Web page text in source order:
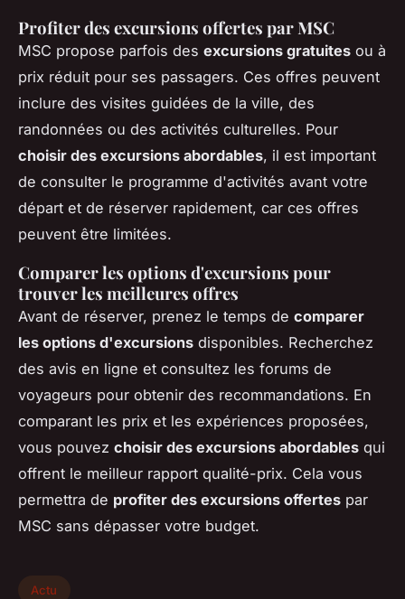
Profiter des excursions offertes par MSC
MSC propose parfois des excursions gratuites ou à
prix réduit pour ses passagers. Ces offres peuvent
inclure des visites guidées de la ville, des
randonnées ou des activités culturelles. Pour
choisir des excursions abordables, il est important
de consulter le programme d'activités avant votre
départ et de réserver rapidement, car ces offres
peuvent être limitées.
Comparer les options d'excursions pour
trouver les meilleures offres
Avant de réserver, prenez le temps de comparer
les options d'excursions disponibles. Recherchez
des avis en ligne et consultez les forums de
voyageurs pour obtenir des recommandations. En
comparant les prix et les expériences proposées,
vous pouvez choisir des excursions abordables qui
offrent le meilleur rapport qualité-prix. Cela vous
permettra de profiter des excursions offertes par
MSC sans dépasser votre budget.
Actu